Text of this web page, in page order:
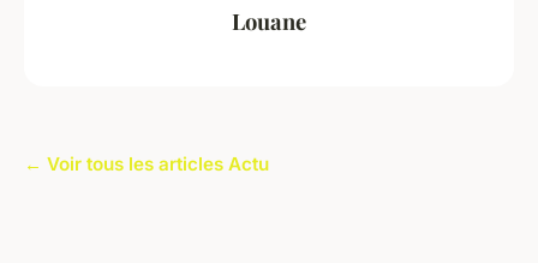
Louane
← Voir tous les articles Actu